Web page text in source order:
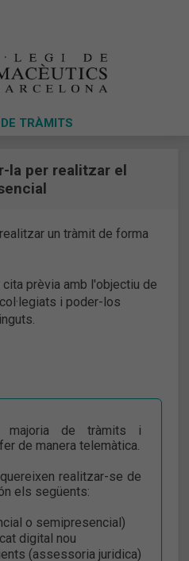
TRÀMITS
la per realitzar el
un tràmit de forma
prèvia amb l'objectiu de
i poder-los
majoria de tràmits i
de manera telemàtica.
realitzar-se de
els següents:
o semipresencial)
digital nou
(assessoria juridica)